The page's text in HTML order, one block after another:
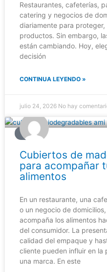
Restaurantes, cafeterías,
catering y negocios de
diariamente para
productos. Sin embargo,
están cambiando. Hoy,
decisión
CONTINUA LEYENDO »
julio 24, 2026 No hay
BLOG
Cubiertos de
para acompañar
alimentos
En un restaurante, una
o un negocio de
acompaña los alimentos
del consumidor. La
calidad del empaque y
cliente pueden influir en la
una marca. En este